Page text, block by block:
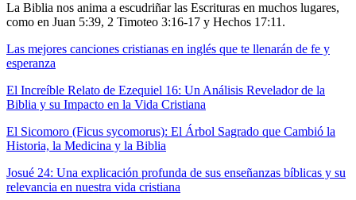
La Biblia nos anima a escudriñar las Escrituras en muchos lugares,
como en Juan 5:39, 2 Timoteo 3:16-17 y Hechos 17:11.
Las mejores canciones cristianas en inglés que te llenarán de fe y
esperanza
El Increíble Relato de Ezequiel 16: Un Análisis Revelador de la
Biblia y su Impacto en la Vida Cristiana
El Sicomoro (Ficus sycomorus): El Árbol Sagrado que Cambió la
Historia, la Medicina y la Biblia
Josué 24: Una explicación profunda de sus enseñanzas bíblicas y su
relevancia en nuestra vida cristiana